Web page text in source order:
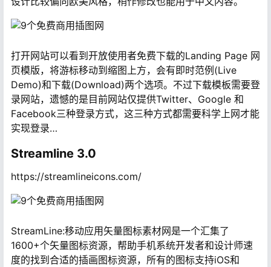
打开网站可以看到开放使用者免费下载的Landing Page 网
页模版，将游标移动到缩图上方，会有即时范例(Live
Demo)和下载(Download)两个选项。不过下载模板需要登
录网站，遗憾的是目前网站仅提供Twitter、Google 和
Facebook三种登录方式，这三种方式都需要科学上网才能
实现登录…
Streamline 3.0
https://streamlineicons.com/
StreamLine:移动应用矢量图标素材网是一个汇集了
1600+个矢量图标资源，帮助手机系统开发者和设计师速
度的找到合适的插画图标资源，所有的图标支持iOS和